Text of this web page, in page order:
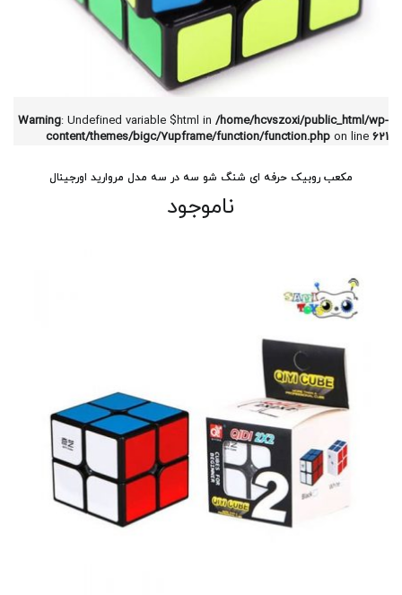
Warning: Undefined variable $html in /home/hcvszoxi/public_html/wp-
content/themes/bigc/7upframe/function/function.php on line 621
مکعب روبیک حرفه ای شنگ شو سه در سه مدل مروارید اورجینال
ناموجود